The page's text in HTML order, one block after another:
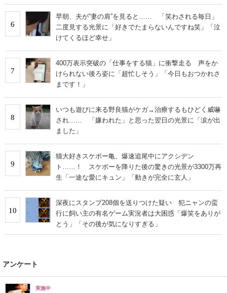
6
早朝、夫が“妻の肩”を見ると…… 「笑わされる毎日」
二度見する光景に「好きでたまらないんですね笑」「泣
けてくるほど幸せ」
7
400万表示突破の「仕事をする猫」に衝撃走る 声をか
けられない後ろ姿に「超忙しそう」「今日もおつかれさ
まです！」
8
いつも遊びに来る野良猫がケガ→治療するもひどく威嚇
され…… 「嫌われた」と思った翌日の光景に「涙が出
ました」
9
猫大好きスケボー亀、爆速追尾中にアクシデン
ト……！ スケボーを降りた後の驚きの光景が3300万再
生「一途な愛にキュン」「動きが完全に玄人」
10
深夜にスタンプ208個を送りつけた疑い 犯ニャンの蛮
行に飼い主の有名ゲーム実況者は大困惑「爆笑をありが
とう」「その後が気になりすぎる」
アンケート
実施中